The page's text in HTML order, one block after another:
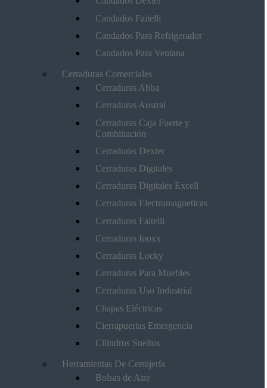
Candados Faitelli
Candados Para Refrigerador
Candados Para Ventana
Cerraduras Comerciales
Cerraduras Abba
Cerraduras Austral
Cerraduras Caja Fuerte y
Combinación
Cerraduras Dexter
Cerraduras Digitales
Cerraduras Digitales Excell
Cerraduras Electromagneticas
Cerraduras Faitelli
Cerraduras Inoxx
Cerraduras Locky
Cerraduras Para Muebles
Cerraduras Uso Industrial
Chapas Eléctricas
Cierrapuertas Emergencia
Cilindros Sueltos
Herramientas De Cerrajería
Bolsas de Aire